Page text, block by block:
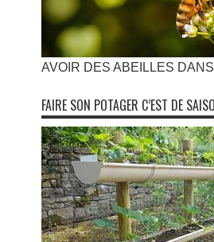
AVOIR DES ABEILLES
FAIRE SON POTAGER C’EST DE